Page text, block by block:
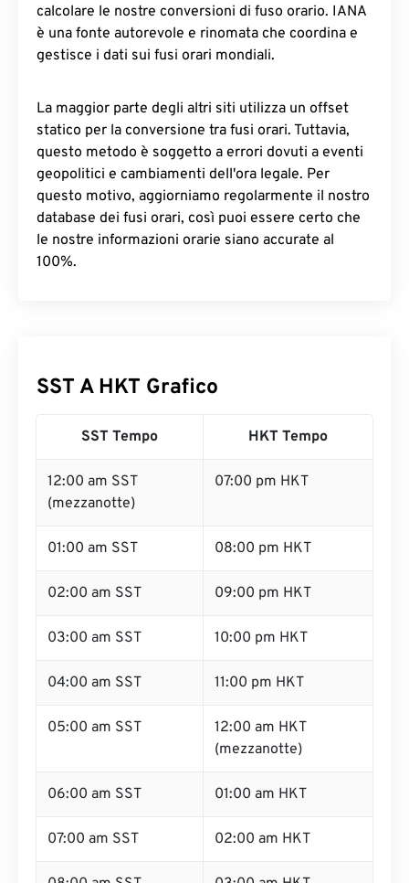
calcolare le nostre conversioni di fuso orario. IANA
è una fonte autorevole e rinomata che coordina e
gestisce i dati sui fusi orari mondiali.
La maggior parte degli altri siti utilizza un offset
statico per la conversione tra fusi orari. Tuttavia,
questo metodo è soggetto a errori dovuti a eventi
geopolitici e cambiamenti dell'ora legale. Per
questo motivo, aggiorniamo regolarmente il nostro
database dei fusi orari, così puoi essere certo che
le nostre informazioni orarie siano accurate al
100%.
SST A HKT Grafico
SST Tempo HKT Tempo
12:00 am SST
(mezzanotte)
07:00 pm HKT
01:00 am SST 08:00 pm HKT
02:00 am SST 09:00 pm HKT
03:00 am SST 10:00 pm HKT
04:00 am SST 11:00 pm HKT
05:00 am SST
12:00 am HKT
(mezzanotte)
06:00 am SST 01:00 am HKT
07:00 am SST 02:00 am HKT